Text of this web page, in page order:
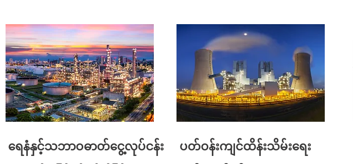
ရေနံနှင့်သဘာဝဓာတ်ငွေ့လုပ်ငန်း
ပတ်ဝန်းကျင်ထိန်းသိမ်းရေး